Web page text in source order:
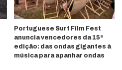
Portuguese Surf Film Fest
anuncia vencedores da 15ª
edição: das ondas gigantes à
música para apanhar ondas